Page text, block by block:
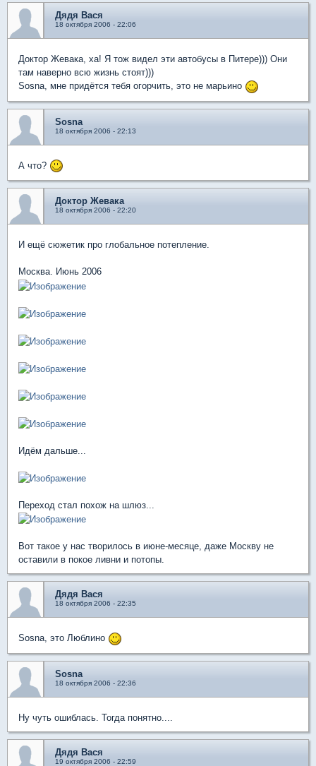
Дядя Вася
18 октября 2006 - 22:06
Доктор Жевака, ха! Я тож видел эти автобусы в Питере))) Они
там наверно всю жизнь стоят)))
Sosna, мне придётся тебя огорчить, это не марьино
Sosna
18 октября 2006 - 22:13
А что?
Доктор Жевака
18 октября 2006 - 22:20
И ещё сюжетик про глобальное потепление.
Москва. Июнь 2006
Идём дальше...
Переход стал похож на шлюз...
Вот такое у нас творилось в июне-месяце, даже Москву не
оставили в покое ливни и потопы.
Дядя Вася
18 октября 2006 - 22:35
Sosna, это Люблино
Sosna
18 октября 2006 - 22:36
Ну чуть ошиблась. Тогда понятно....
Дядя Вася
19 октября 2006 - 22:59